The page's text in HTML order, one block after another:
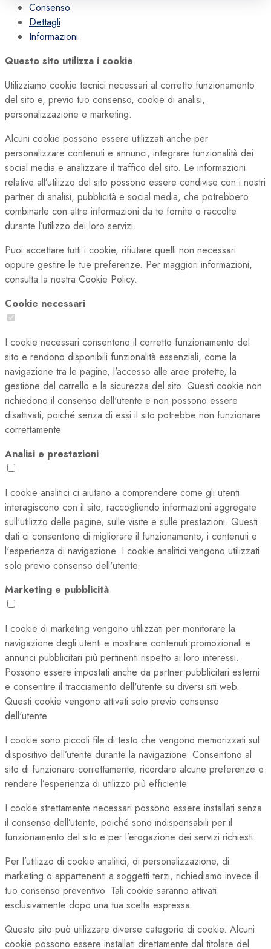
Consenso
Dettagli
Informazioni
Questo sito utilizza i cookie
Utilizziamo cookie tecnici necessari al corretto funzionamento
del sito e, previo tuo consenso, cookie di analisi,
personalizzazione e marketing.
Alcuni cookie possono essere utilizzati anche per
personalizzare contenuti e annunci, integrare funzionalità dei
social media e analizzare il traffico del sito. Le informazioni
relative all’utilizzo del sito possono essere condivise con i nostri
partner di analisi, pubblicità e social media, che potrebbero
combinarle con altre informazioni da te fornite o raccolte
durante l’utilizzo dei loro servizi.
Puoi accettare tutti i cookie, rifiutare quelli non necessari
oppure gestire le tue preferenze. Per maggiori informazioni,
consulta la nostra Cookie Policy.
Cookie necessari
I cookie necessari consentono il corretto funzionamento del
sito e rendono disponibili funzionalità essenziali, come la
navigazione tra le pagine, l'accesso alle aree protette, la
gestione del carrello e la sicurezza del sito. Questi cookie non
richiedono il consenso dell'utente e non possono essere
disattivati, poiché senza di essi il sito potrebbe non funzionare
correttamente.
Analisi e prestazioni
I cookie analitici ci aiutano a comprendere come gli utenti
interagiscono con il sito, raccogliendo informazioni aggregate
sull'utilizzo delle pagine, sulle visite e sulle prestazioni. Questi
dati ci consentono di migliorare il funzionamento, i contenuti e
l'esperienza di navigazione. I cookie analitici vengono utilizzati
solo previo consenso dell'utente.
Marketing e pubblicità
I cookie di marketing vengono utilizzati per monitorare la
navigazione degli utenti e mostrare contenuti promozionali e
annunci pubblicitari più pertinenti rispetto ai loro interessi.
Possono essere impostati anche da partner pubblicitari esterni
e consentire il tracciamento dell'utente su diversi siti web.
Questi cookie vengono attivati solo previo consenso
dell'utente.
I cookie sono piccoli file di testo che vengono memorizzati sul
dispositivo dell’utente durante la navigazione. Consentono al
sito di funzionare correttamente, ricordare alcune preferenze e
rendere l’esperienza di utilizzo più efficiente.
I cookie strettamente necessari possono essere installati senza
il consenso dell’utente, poiché sono indispensabili per il
funzionamento del sito e per l’erogazione dei servizi richiesti.
Per l’utilizzo di cookie analitici, di personalizzazione, di
marketing o appartenenti a soggetti terzi, richiediamo invece il
tuo consenso preventivo. Tali cookie saranno attivati
esclusivamente dopo una tua scelta espressa.
Questo sito può utilizzare diverse categorie di cookie. Alcuni
cookie possono essere installati direttamente dal titolare del